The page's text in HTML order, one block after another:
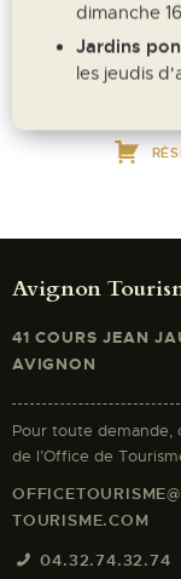
Pour
Avignon
41 COURS JEAN
AVIGNON
Pour toute demande,
de l’Office de
TOURISME.COM
04.32.74.32.74
dimanche
Jardins
les jeudis